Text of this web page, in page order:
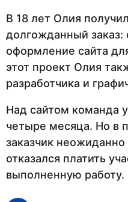
В 18 лет Олия
долгожданный заказ:
оформление сайта
этот проект Олия
разработчика и
Над сайтом команда
четыре месяца. Но в
заказчик
отказался платить
выполненную работу.